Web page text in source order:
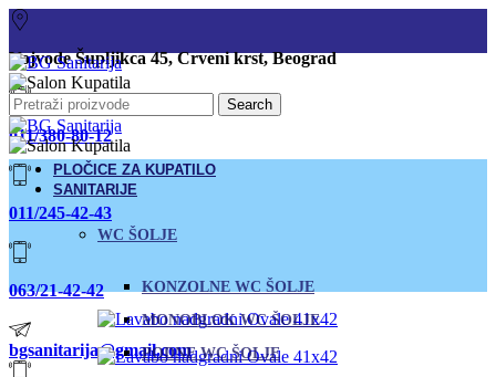
Vojvode Šupljikca 45, Crveni krst, Beograd
011/380-80-12
011/245-42-43
063/21-42-42
bgsanitarija@gmail.com
Search
PLOČICE ZA KUPATILO
SANITARIJE
WC ŠOLJE
KONZOLNE WC ŠOLJE
MONOBLOK WC ŠOLJE
PODNE WC ŠOLJE